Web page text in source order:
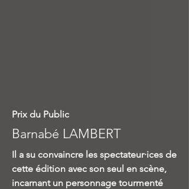
Prix du Public
Barnabé LAMBERT
Il a su convaincre les spectateur·ices de
cette édition avec son seul en scène,
incarnant un personnage tourmenté